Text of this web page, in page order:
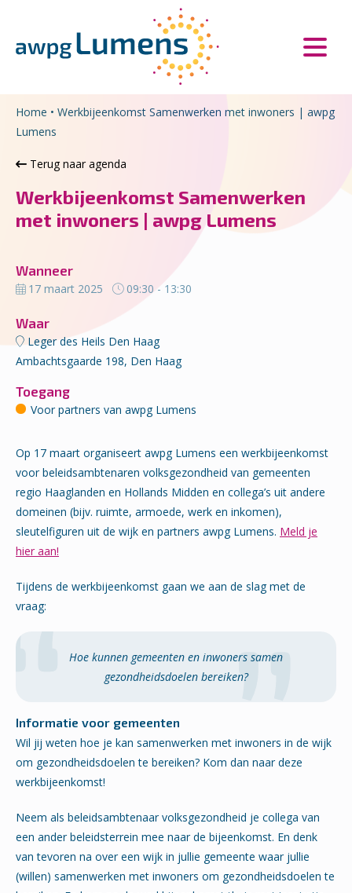
Home • Werkbijeenkomst Samenwerken met inwoners | awpg
Lumens
Terug naar agenda
Werkbijeenkomst Samenwerken
met inwoners | awpg Lumens
Wanneer
17 maart 2025 09:30 - 13:30
Waar
Leger des Heils Den Haag
Ambachtsgaarde 198, Den Haag
Toegang
Voor partners van awpg Lumens
Op 17 maart organiseert awpg Lumens een werkbijeenkomst
voor beleidsambtenaren volksgezondheid van gemeenten
regio Haaglanden en Hollands Midden en collega’s uit andere
domeinen (bijv. ruimte, armoede, werk en inkomen),
sleutelfiguren uit de wijk en partners awpg Lumens. Meld je
hier aan!
Tijdens de werkbijeenkomst gaan we aan de slag met de
vraag:
Hoe kunnen gemeenten en inwoners samen
gezondheidsdoelen bereiken?
Informatie voor gemeenten
Wil jij weten hoe je kan samenwerken met inwoners in de wijk
om gezondheidsdoelen te bereiken? Kom dan naar deze
werkbijeenkomst!
Neem als beleidsambtenaar volksgezondheid je collega van
een ander beleidsterrein mee naar de bijeenkomst. En denk
van tevoren na over een wijk in jullie gemeente waar jullie
(willen) samenwerken met inwoners om gezondheidsdoelen te